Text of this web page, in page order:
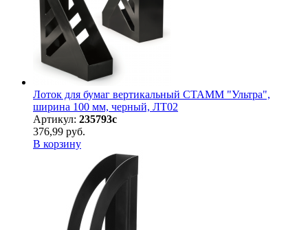
Лоток для бумаг вертикальный СТАММ "Ультра",
ширина 100 мм, черный, ЛТ02
Артикул: 235793с
376,99 руб.
В корзину